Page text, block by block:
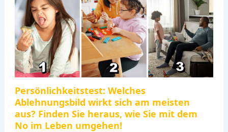
Persönlichkeitstest: Welches
Ablehnungsbild wirkt sich am meisten
aus? Finden Sie heraus, wie Sie mit dem
No im Leben umgehen!